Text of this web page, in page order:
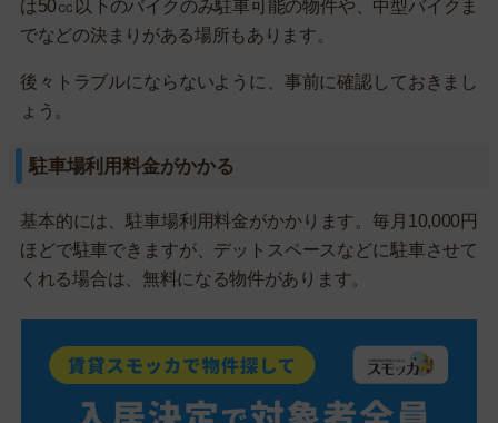
は50㏄以下のバイクのみ駐車可能の物件や、中型バイクま
でなどの決まりがある場所もあります。
後々トラブルにならないように、事前に確認しておきまし
ょう。
駐車場利用料金がかかる
基本的には、駐車場利用料金がかかります。毎月10,000円
ほどで駐車できますが、デットスペースなどに駐車させて
くれる場合は、無料になる物件があります。